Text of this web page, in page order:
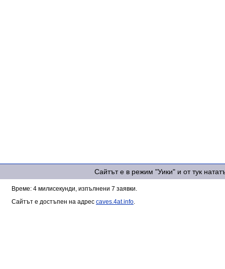
Сайтът е в режим "Уики" и от тук
Време: 4 милисекунди, изпълнени 7 заявки.
Сайтът е достъпен на адрес caves.4at.info.